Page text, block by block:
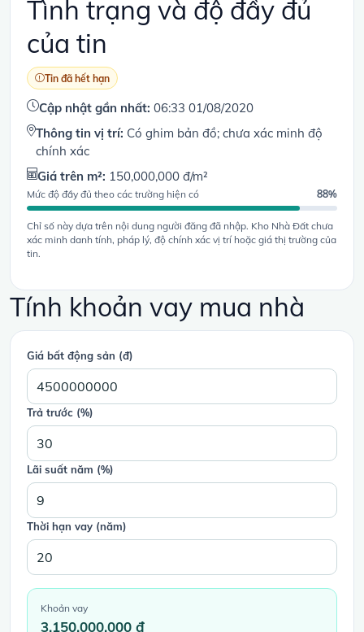
Tình trạng và độ đầy đủ
của tin
Tin đã hết hạn
Cập nhật gần nhất: 06:33 01/08/2020
Thông tin vị trí: Có ghim bản đồ; chưa xác minh độ
chính xác
Giá trên m²: 150,000,000 đ/m²
Mức độ đầy đủ theo các trường hiện có 88%
Chỉ số này dựa trên nội dung người đăng đã nhập. Kho Nhà Đất chưa
xác minh danh tính, pháp lý, độ chính xác vị trí hoặc giá thị trường của
tin.
Tính khoản vay mua nhà
Giá bất động sản (đ)
Trả trước (%)
Lãi suất năm (%)
Thời hạn vay (năm)
Khoản vay
3.150.000.000 đ